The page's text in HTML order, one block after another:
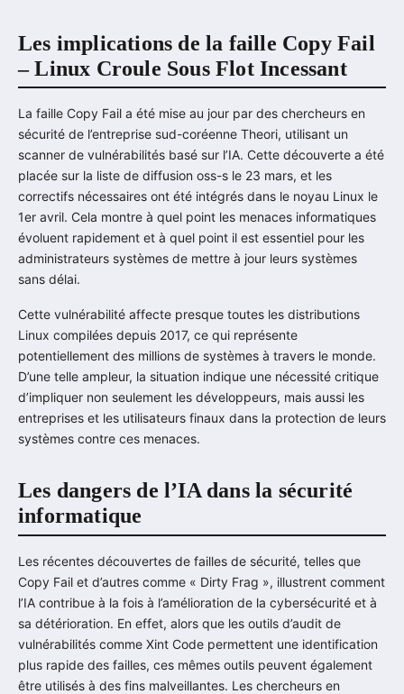
Les implications de la faille Copy Fail
– Linux Croule Sous Flot Incessant
La faille Copy Fail a été mise au jour par des chercheurs en
sécurité de l’entreprise sud-coréenne Theori, utilisant un
scanner de vulnérabilités basé sur l’IA. Cette découverte a été
placée sur la liste de diffusion oss-s le 23 mars, et les
correctifs nécessaires ont été intégrés dans le noyau Linux le
1er avril. Cela montre à quel point les menaces informatiques
évoluent rapidement et à quel point il est essentiel pour les
administrateurs systèmes de mettre à jour leurs systèmes
sans délai.
Cette vulnérabilité affecte presque toutes les distributions
Linux compilées depuis 2017, ce qui représente
potentiellement des millions de systèmes à travers le monde.
D’une telle ampleur, la situation indique une nécessité critique
d’impliquer non seulement les développeurs, mais aussi les
entreprises et les utilisateurs finaux dans la protection de leurs
systèmes contre ces menaces.
Les dangers de l’IA dans la sécurité
informatique
Les récentes découvertes de failles de sécurité, telles que
Copy Fail et d’autres comme « Dirty Frag », illustrent comment
l’IA contribue à la fois à l’amélioration de la cybersécurité et à
sa détérioration. En effet, alors que les outils d’audit de
vulnérabilités comme Xint Code permettent une identification
plus rapide des failles, ces mêmes outils peuvent également
être utilisés à des fins malveillantes. Les chercheurs en